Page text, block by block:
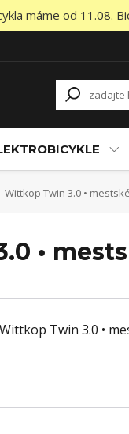
máme od
Wittkop Twin 3.0 •
•